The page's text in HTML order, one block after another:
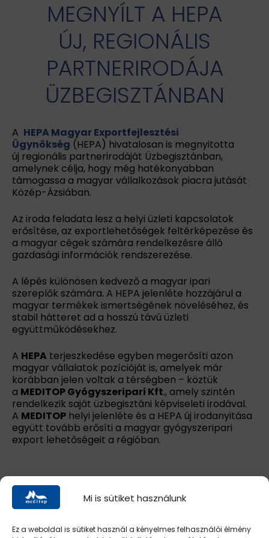
Mi is sütiket használunk
Ez a weboldal is sütiket használ a kényelmes felhasználói élmény
MEGNYÍLT A HEPA
ÚJ, REGIONÁLIS
PARTNERIRODÁJA
ÜZBEGISZTÁNBAN
A HEPA Magyar Exportfejlesztési
Ügynökség (HEPA) hivatalosan is megnyitotta
új regionális partnerirodáját Üzbegisztánban,
amelynek célja, hogy még hatékonyabban
támogassa a magyar vállalkozások piacra jutását
Közép-Ázsiában.
Az iroda feladata lesz a helyi üzleti kapcsolatok
erősítése, az exportlehetőségek feltérképezése és
a magyar cégek számára rendelkezésre álló
gazdasági információk rendszerezése.
A lépés különösen kedvező a magyar ipari
szereplők számára. A HEPA jelenléte hozzájárul a
magyar termékek ismertségének növeléséhez, és
stabil hátteret ad a hosszú távú üzleti
együttműködésekhez.
A HEPA terjeszkedése egyben megerősíti azon
magyar vállalatok pozícióját is, amelyek már
korábban jelen voltak a térségben – köztük
a MEDITOP Gyógyszeripari Kft., amely szintén
rendelkezik saját üzbegisztáni képviseleti irodával.
A MEDITOP helyi jelenléte és a HEPA új irodanyitása
együtt tovább erősíti a magyar gyógyszeripari
export lehetőségeit a régióban.
További híreink >>>